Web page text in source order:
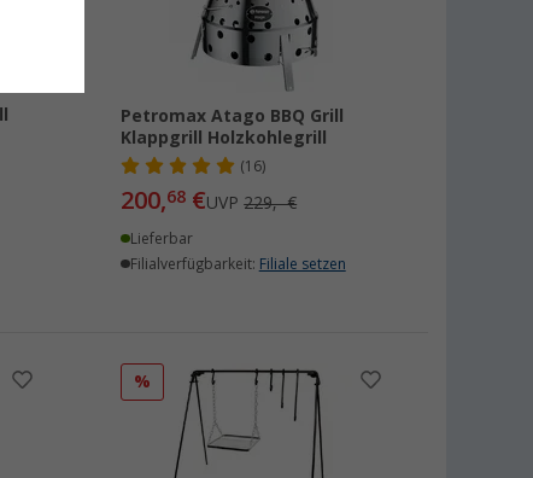
Petromax Atago BBQ Grill
Klappgrill Holzkohlegrill
(16)
200,68 €UVP229,- €
Lieferbar
Filialverfügbarkeit: Filiale setzen
%